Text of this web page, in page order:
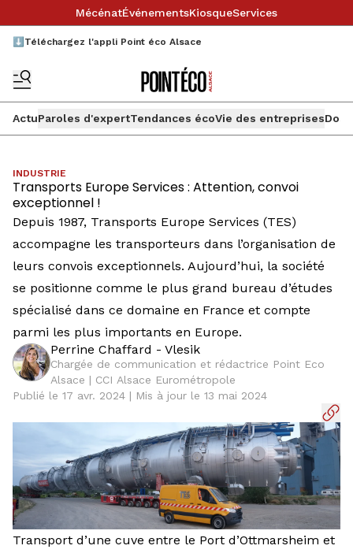
MécénatÉvénementsKiosqueServices
⬇️Téléchargez l'appli Point éco Alsace
ActuParoles d'expertTendances écoVie des entreprises
INDUSTRIE
Transports Europe Services : Attention, convoi
exceptionnel !
Depuis 1987, Transports Europe Services (TES)
accompagne les transporteurs dans l’organisation de
leurs convois exceptionnels. Aujourd’hui, la société
se positionne comme le plus grand bureau d’études
spécialisé dans ce domaine en France et compte
parmi les plus importants en Europe.
Perrine Chaffard - Vlesik
Chargée de communication et rédactrice Point Eco
Alsace | CCI Alsace Eurométropole
Publié le 17 avr. 2024 | Mis à jour le 13 mai 2024
Transport d’une cuve entre le Port d’Ottmarsheim et